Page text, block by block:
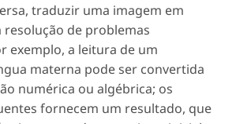
traduzir uma imagem em
resolução de problemas
exemplo, a leitura de um
materna pode ser convertida
numérica ou algébrica; os
fornecem um resultado, que